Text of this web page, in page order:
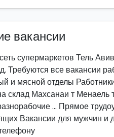
вакансии
супермаркетов Тель
Требуются все вакансии
и мясной отделы
склад Махсанаи т
... Прямое
Вакансии для мужчин